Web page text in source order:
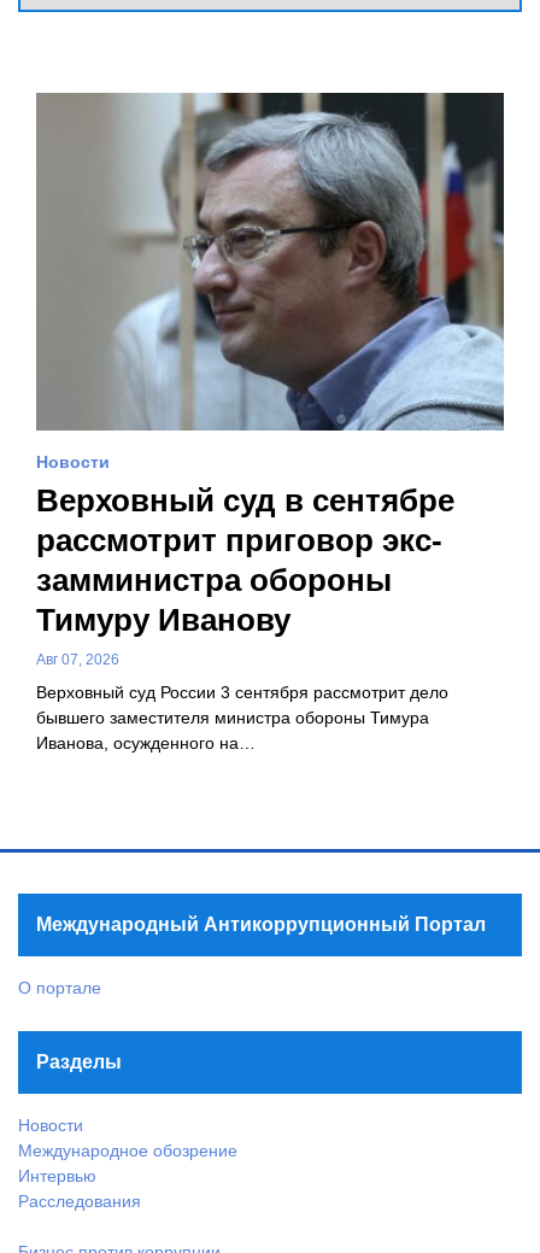
Новости
Верховный суд в сентябре
рассмотрит приговор экс-
замминистра обороны
Тимуру Иванову
Авг 07, 2026
Верховный суд России 3 сентября рассмотрит дело
бывшего заместителя министра обороны Тимура
Иванова, осужденного на…
Международный Антикоррупционный Портал
О портале
Разделы
Новости
Международное обозрение
Интервью
Расследования